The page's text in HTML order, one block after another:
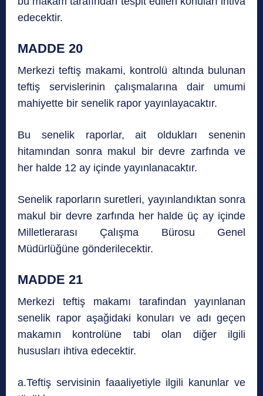
edecektir.
MADDE 20
Merkezi teftiş makami, kontrolü altında bulunan
teftiş servislerinin çalışmalarına dair umumi
mahiyette bir senelik rapor yayınlayacaktır.
Bu senelik raporlar, ait oldukları senenin
hitamından sonra makul bir devre zarfında ve
her halde 12 ay içinde yayınlanacaktır.
Senelik raporların suretleri, yayınlandıktan sonra
makul bir devre zarfında her halde üç ay içinde
Milletlerarası Çalışma Bürosu Genel
Müdürlüğüne gönderilecektir.
MADDE 21
Merkezi teftiş makamı tarafindan yayınlanan
senelik rapor aşağidaki konuları ve adı geçen
makamın kontrolüne tabi olan diğer ilgili
hususları ihtiva edecektir.
a.Teftiş servisinin faaaliyetiyle ilgili kanunlar ve